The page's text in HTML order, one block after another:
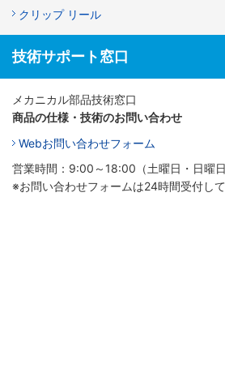
クリップ リール
技術サポート窓口
メカニカル部品技術窓口
商品の仕様・技術のお問い合わせ
Webお問い合わせフォーム
営業時間：9:00～18:00（土曜日・日曜日
※お問い合わせフォームは24時間受付して